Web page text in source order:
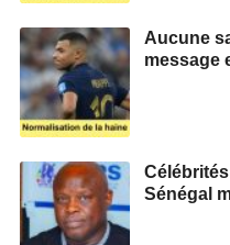
Aucune
message
Sénégal